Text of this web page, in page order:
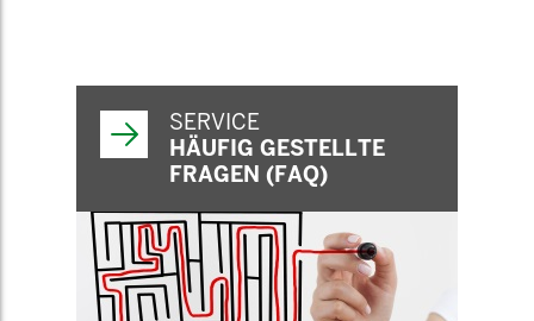
SERVICE
HÄUFIG GESTELLTE
FRAGEN (FAQ)